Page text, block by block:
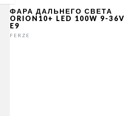
ФАРА ДАЛЬНЕГО СВЕТА
ORION10+ LED 100W 9-36V
E9
FERZE